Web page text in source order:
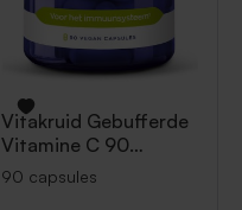
Vitakruid Gebufferde
Vitamine C 90
capsules
90 capsules